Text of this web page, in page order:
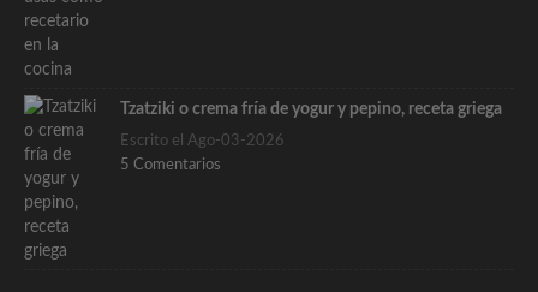
Tzatziki o crema fría de yogur y pepino, receta griega
Escrito el Ago-03-2026
5 Comentarios